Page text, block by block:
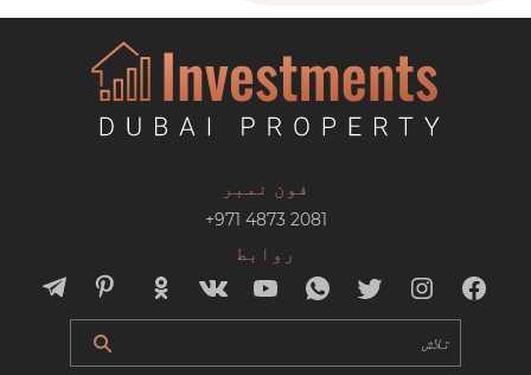
فون نمبر
+971 4873 2081
روابط